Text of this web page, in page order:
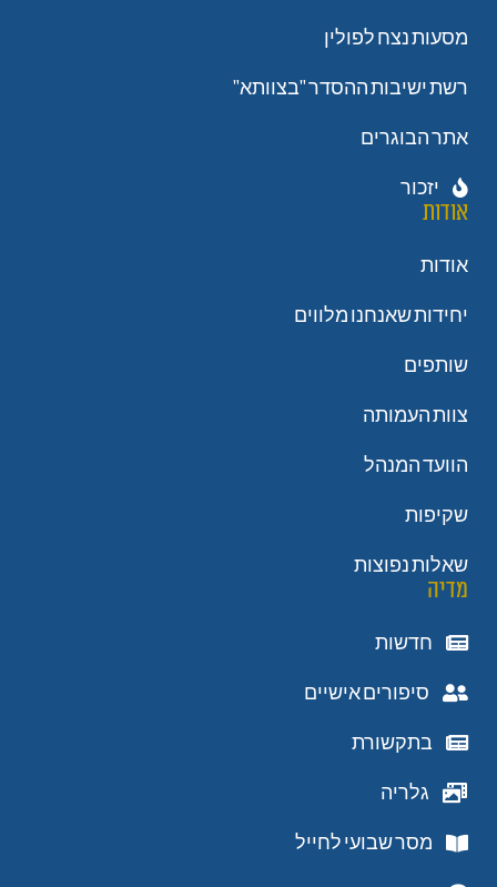
מסעות נצח לפולין
רשת ישיבות ההסדר "בצוותא"
אתר הבוגרים
יזכור
אודות
אודות
יחידות שאנחנו מלווים
שותפים
צוות העמותה
הוועד המנהל
שקיפות
שאלות נפוצות
מדיה
חדשות
סיפורים אישיים
בתקשורת
גלריה
מסר שבועי לחייל